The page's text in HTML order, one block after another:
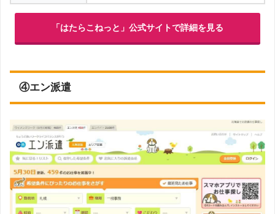
「はたらこねっと」公式サイトで詳細を見る
④エン派遣